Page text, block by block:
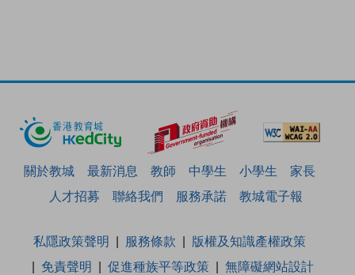
關於教城 最新消息 教師 中學生 小學生
家長
人才招募
聯絡我們 服務承諾 教城電子報
私隱政策聲明 服務條款
版權及知識產權政策
免責聲明
促進種族平等政策 無障礙網站設計